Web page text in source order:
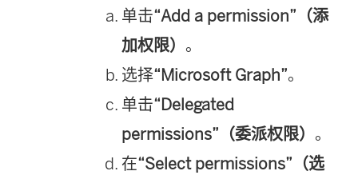
单击“Add a permission”（添
加权限） 。
选择“Microsoft Graph”。
单击“Delegated
permissions”（委派权限） 。
在“Select permissions”（选